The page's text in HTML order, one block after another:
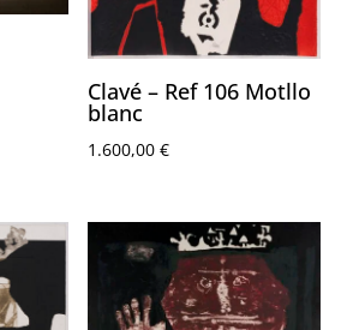
Clavé – Ref 106 Motllo
blanc
1.600,00€